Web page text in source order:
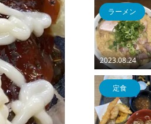
2023.08.24
ラーメン
定食